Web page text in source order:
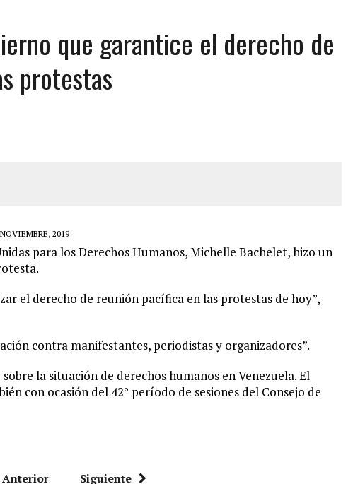
SU NEVERA MIENTRAS LA CASA SE INUNDABA
DE CALLE Y MURIÓ A MANOS DE VARIOS DE ELLOS EN MATURÍN
EL MISMO DÍA EN SECTORES VECINOS
DE LAS UÑAS BONITAS’ 42 DÍAS DESPUÉS DE LOS TERREMOTOS EN LA GUAIRA
que garantice el derecho de
protestas
2019
para los Derechos Humanos, Michelle Bachelet, hizo un
el derecho de reunión pacífica en las protestas de hoy”,
contra manifestantes, periodistas y organizadores”.
la situación de derechos humanos en Venezuela. El
con ocasión del 42° período de sesiones del Consejo de
Anterior Siguiente